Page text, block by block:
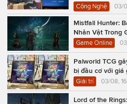
Công Nghệ 03/
Mistfall Hunter:
Nhân Vật Trong
Game Online
Palworld TCG
bị đầu cơ với giá
Giải trí 03/08,
Lord of the